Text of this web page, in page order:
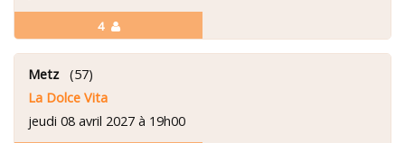
4
Metz(57)
La Dolce Vita
jeudi 08 avril 2027 à 19h00